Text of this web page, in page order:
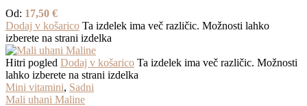
Od: 17,50 €
Dodaj v košarico Ta izdelek ima več različic. Možnosti lahko
izberete na strani izdelka
Hitri pogled Dodaj v košarico Ta izdelek ima več različic. Možnosti
lahko izberete na strani izdelka
Mini vitamini, Sadni
Mali uhani Maline